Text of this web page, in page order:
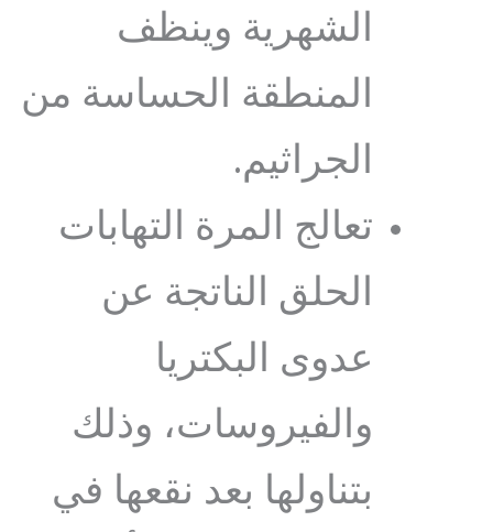
الشهرية وينظف
المنطقة الحساسة من
الجراثيم.
تعالج المرة التهابات
الحلق الناتجة عن
عدوى البكتريا
والفيروسات، وذلك
بتناولها بعد نقعها في